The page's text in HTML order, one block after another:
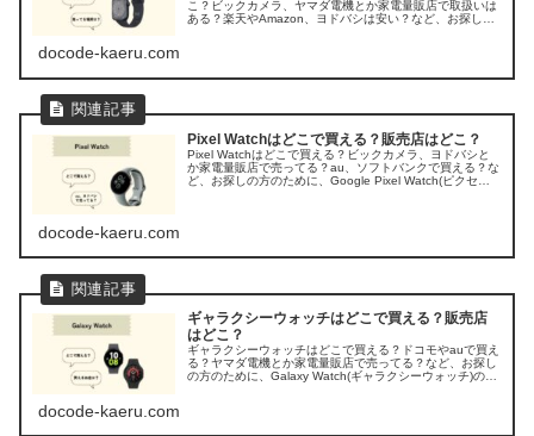
こ？ビックカメラ、ヤマダ電機とか家電量販店で取扱いは
ある？楽天やAmazon、ヨドバシは安い？など、お探しの
docode-kaeru.com
Pixel Watchはどこで買える？販売店はどこ？
Pixel Watchはどこで買える？ビックカメラ、ヨドバシと
か家電量販店で売ってる？au、ソフトバンクで買える？な
ど、お探しの方のために、Google Pixel Watch(ピクセル
docode-kaeru.com
ギャラクシーウォッチはどこで買える？販売店
はどこ？
ギャラクシーウォッチはどこで買える？ドコモやauで買え
る？ヤマダ電機とか家電量販店で売ってる？など、お探し
の方のために、Galaxy Watch(ギャラクシーウォッチ)の取
docode-kaeru.com